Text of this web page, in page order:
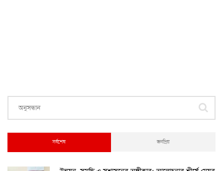
ঢাকাসহ ১২টি সিটি করপোরেশনে করোনা টিকা দেয়া হচ্ছে
২৫ আগস্ট ২০২২, ১২:০৮
সর্বশেষ জনপ্রিয়